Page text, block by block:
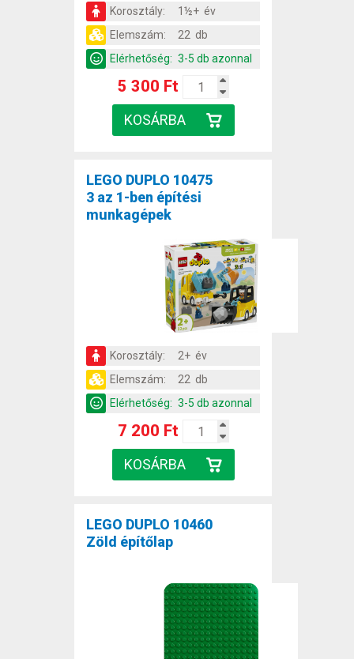
Korosztály:
1½+ év
Elemszám:
22 db
Elérhetőség: 3-5 db azonnal
5 300 Ft
LEGO DUPLO 10475
3 az 1-ben építési
munkagépek
Korosztály:
2+ év
Elemszám:
22 db
Elérhetőség: 3-5 db azonnal
7 200 Ft
LEGO DUPLO 10460
Zöld építőlap